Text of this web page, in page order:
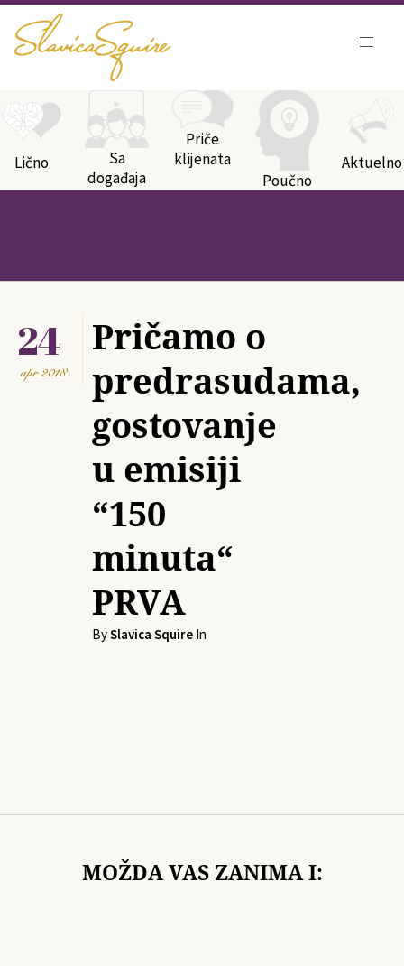
Kategorije bloga
Lično
Sa
događaja
Priče
klijenata
Poučno
Aktuelno
24
apr2018
Pričamo o
predrasudama,
gostovanje
u emisiji
“150
minuta“
PRVA
BySlavica Squire In
MOŽDA VAS ZANIMA I: